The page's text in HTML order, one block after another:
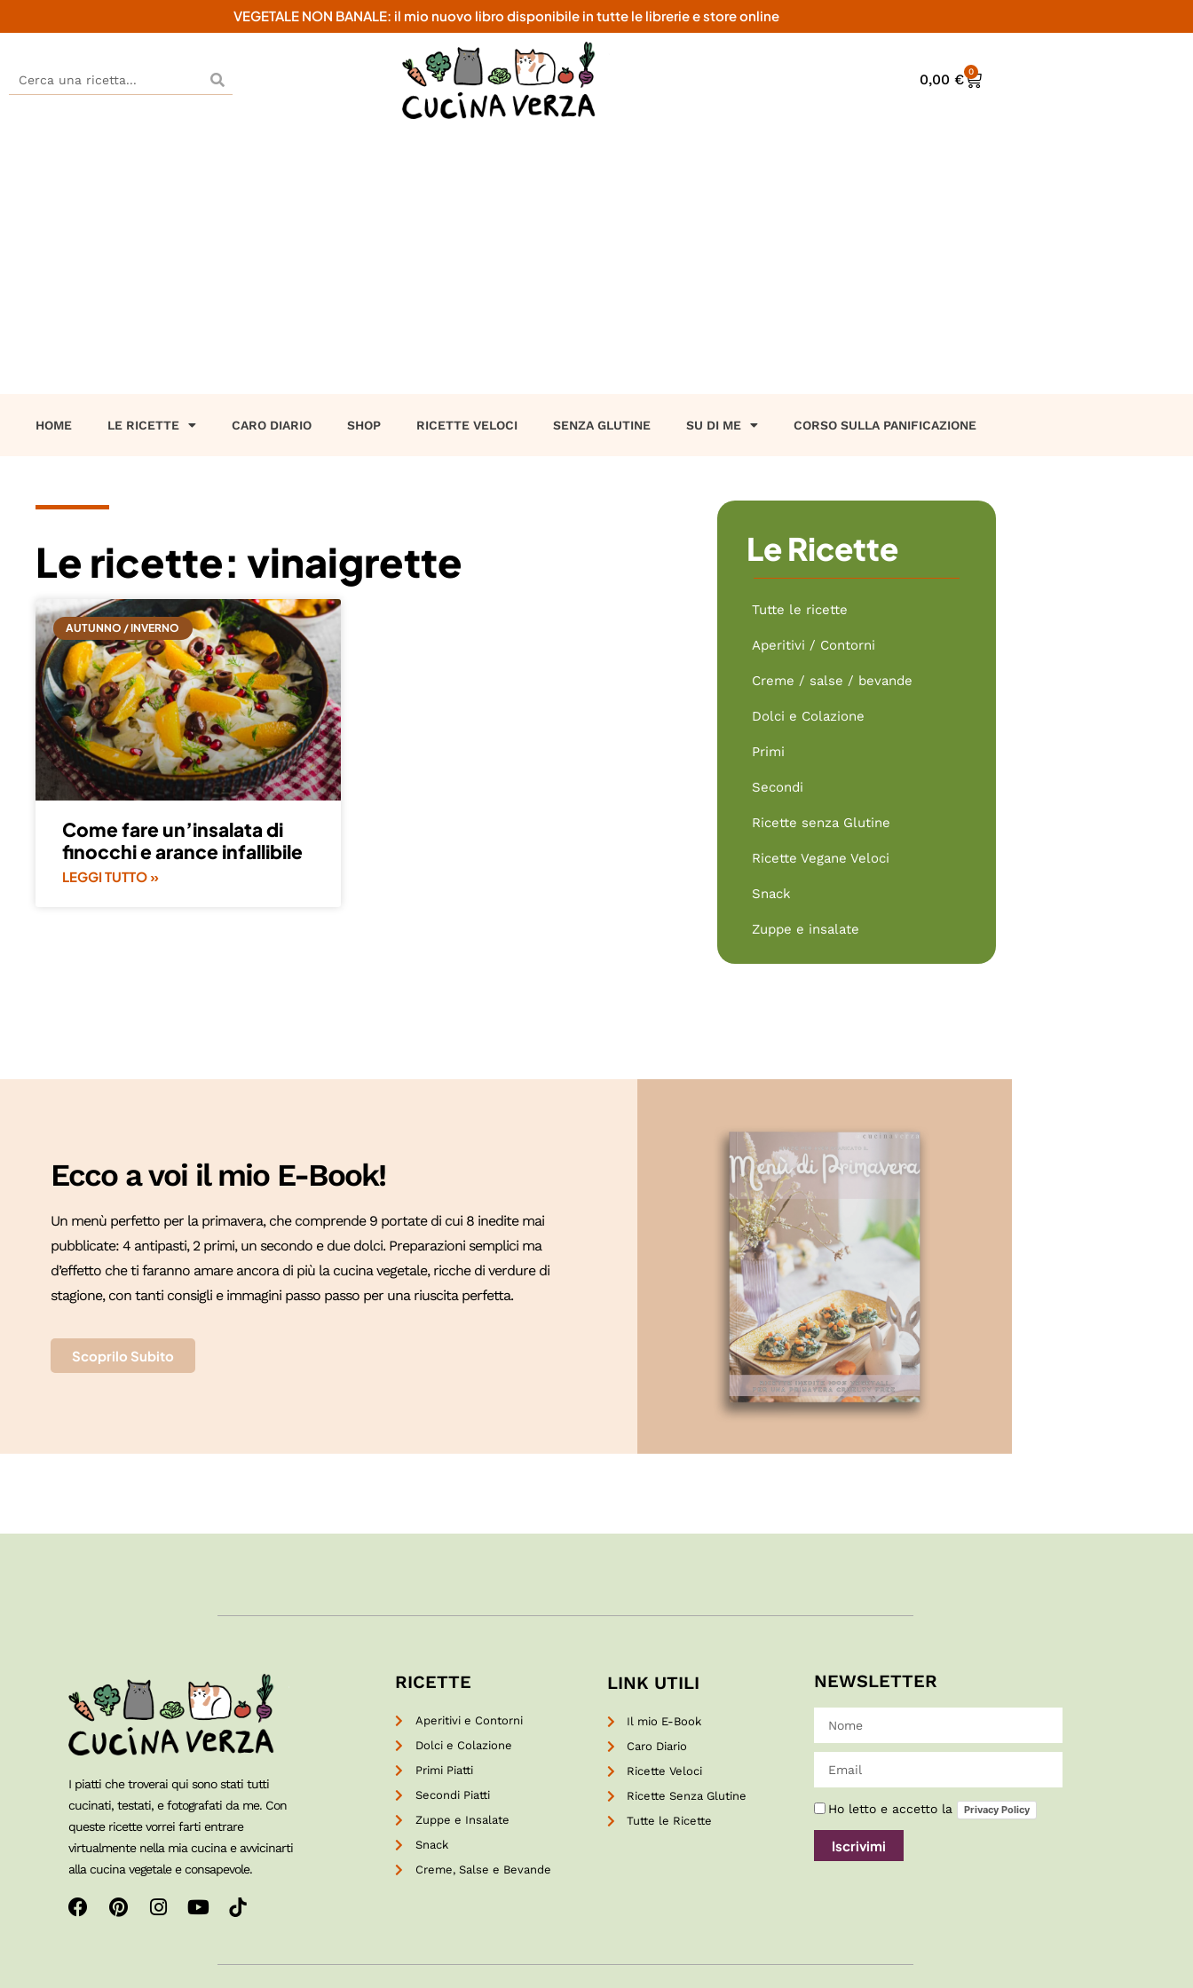
VEGETALE NON BANALE: il mio nuovo libro disponibile in tutte le librerie e store online
0,00 € 0
HOME LE RICETTE CARO DIARIO SHOP RICETTE VELOCI SENZA GLUTINE SU DI ME CORSO SULLA PANIFICAZIONE
Le ricette: vinaigrette
AUTUNNO / INVERNO
Come fare un’insalata di
finocchi e arance infallibile
LEGGI TUTTO »
Le Ricette
Tutte le ricette
Aperitivi / Contorni
Creme / salse / bevande
Dolci e Colazione
Primi
Secondi
Ricette senza Glutine
Ricette Vegane Veloci
Snack
Zuppe e insalate
Ecco a voi il mio E-Book!
Un menù perfetto per la primavera, che comprende 9 portate di cui 8 inedite mai
pubblicate: 4 antipasti, 2 primi, un secondo e due dolci. Preparazioni semplici ma
d’effetto che ti faranno amare ancora di più la cucina vegetale, ricche di verdure di
stagione, con tanti consigli e immagini passo passo per una riuscita perfetta.
Scoprilo Subito
I piatti che troverai qui sono stati tutti
cucinati, testati, e fotografati da me. Con
queste ricette vorrei farti entrare
virtualmente nella mia cucina e avvicinarti
alla cucina vegetale e consapevole.
RICETTE
Aperitivi e Contorni
Dolci e Colazione
Primi Piatti
Secondi Piatti
Zuppe e Insalate
Snack
Creme, Salse e Bevande
LINK UTILI
Il mio E-Book
Caro Diario
Ricette Veloci
Ricette Senza Glutine
Tutte le Ricette
NEWSLETTER
Ho letto e accetto la Privacy Policy
Iscrivimi